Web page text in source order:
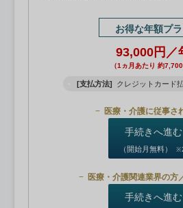
お得な年額プ
93,000円／
（1ヵ月あたり 約7,700
[支払方法] クレジットカード
医療・介護に従事さ
手続きへ進む
（開始月無料）
医療・介護関連業界の方
手続きへ進む